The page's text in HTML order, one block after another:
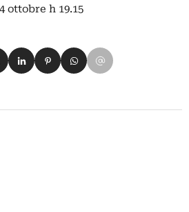
ottobre h 19.15
su Facebook
su X
Condividi su LinkedIn
Condividi su Pinterest
Condividi su WhatsApp
Condividi su Email